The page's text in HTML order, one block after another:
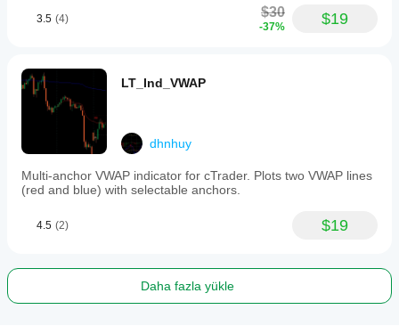
3.5 (4) $30
-37% $19
LT_Ind_VWAP
dhnhuy
Multi-anchor VWAP indicator for cTrader. Plots two VWAP lines
(red and blue) with selectable anchors.
4.5 (2) $19
Daha fazla yükle